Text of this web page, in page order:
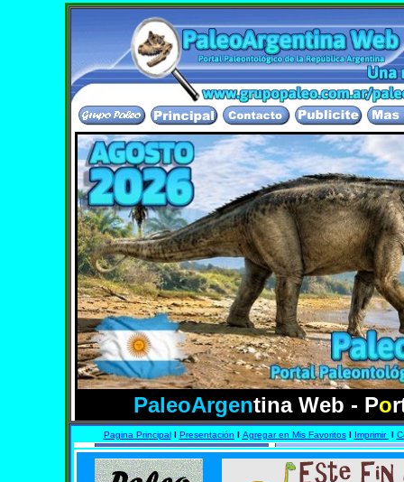
lengua hispana. Gracias por visitarnos y
PaleoArgentina Web - Po
Pagina Principal I Presentación I Agregar en Mis Favoritos I Imprimir I